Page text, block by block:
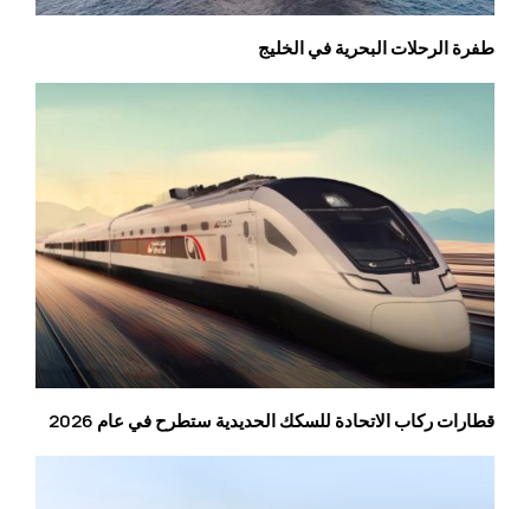
طفرة الرحلات البحرية في الخليج
قطارات ركاب الاتحادة للسكك الحديدية ستطرح في عام 2026